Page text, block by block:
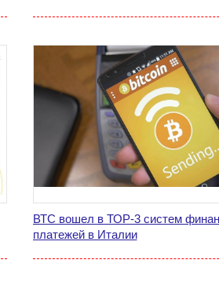
ВТС вошел в ТОР-3 систем
платежей в Италии